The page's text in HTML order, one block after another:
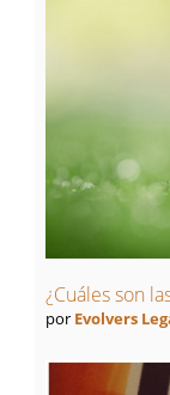
¿Cuáles son
por Evolvers